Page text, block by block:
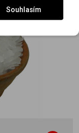
Souhlasím